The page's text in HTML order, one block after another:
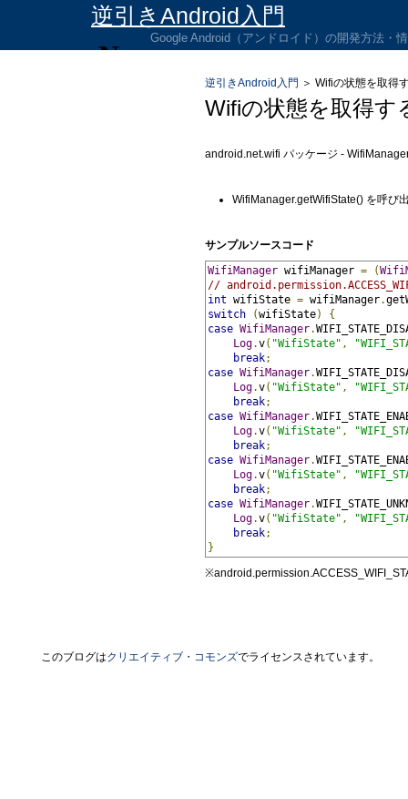
逆引きAndroid入門
Google Android（アンドロイド）の開発方法・
逆引きAndroid入門 ＞ Wifiの状態を取得
Wifiの状態を取得す
android.net.wifi パッケージ -
WifiManager.getWifiState() を呼び
サンプルソースコード
WifiManager wifiManager = (
//
int wifiState = wifiManager.
switch
(wifiState)
{
case WifiManager.
Log.v( "WifiState" ,
break;
case WifiManager.
Log.v( "WifiState" ,
break;
case WifiManager.
Log.v( "WifiState" ,
break;
case WifiManager.
Log.v( "WifiState" ,
break;
case WifiManager.
Log.v( "WifiState" ,
break;
}
このブログはクリエイティブ・コモンズでライセンスされています。